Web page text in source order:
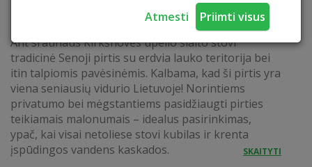
Atmesti Priimti visus
LIETUVIŠKOS PIRTIES MALONUMAI
Ant sraunaus Kirkšnovės upelio šlaito stovi
tradicinė Senoji pirtis su erdvia lauko teritorija bei
itin talpiomis pavėsinėmis. Kalbama, kad ši pirtis yra
viena seniausių vidurio Lietuvoje! Norintiems
privatumo bei mėgstantiems pasidžiaugti pirties
teikiamais malonumais – idealus pasirinkimas,
ypač, kai visai netoliese stovi kubilas ir krenta
įspūdingos vandens kaskados.
SKAITYTI